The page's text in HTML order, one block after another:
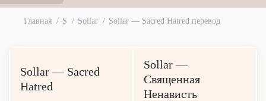
Главная S Sollar Sollar — Sacred Hatred перевод
Sollar — Sacred
Hatred
Sollar —
Священная
Ненависть